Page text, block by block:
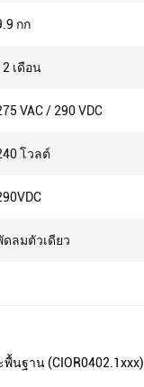
กก
เดือน
VAC / 290 VDC
โวลต์
ดลมตัวเดียว
พื้นฐาน (CIOR0402.1xxx)